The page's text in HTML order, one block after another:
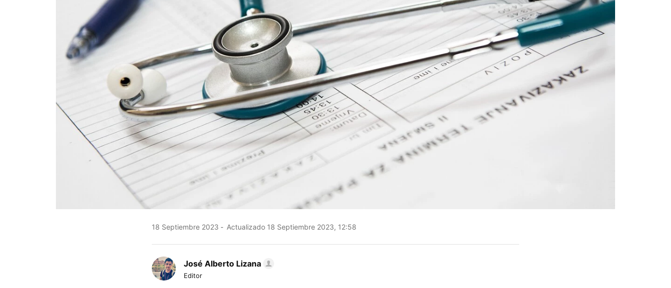
18 Septiembre 2023 Actualizado 18 Septiembre 2023, 12:58
José Alberto Lizana
Editor